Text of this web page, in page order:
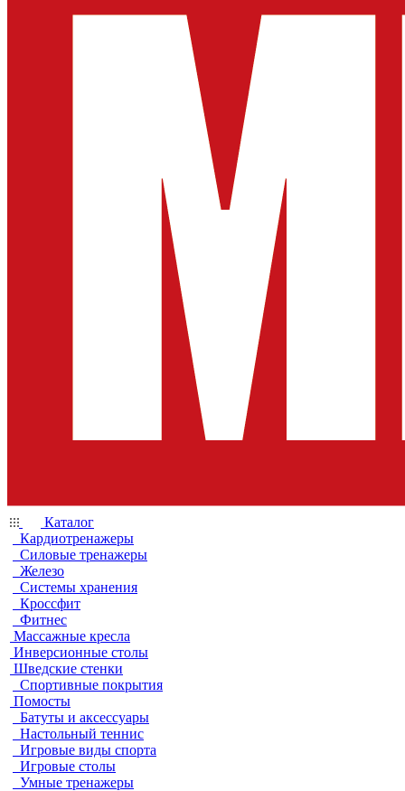
Каталог
Кардиотренажеры
Силовые тренажеры
Железо
Системы хранения
Кроссфит
Фитнес
Массажные кресла
Инверсионные столы
Шведские стенки
Спортивные покрытия
Помосты
Батуты и аксессуары
Настольный теннис
Игровые виды спорта
Игровые столы
Умные тренажеры